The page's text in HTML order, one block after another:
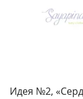
Идея №2,